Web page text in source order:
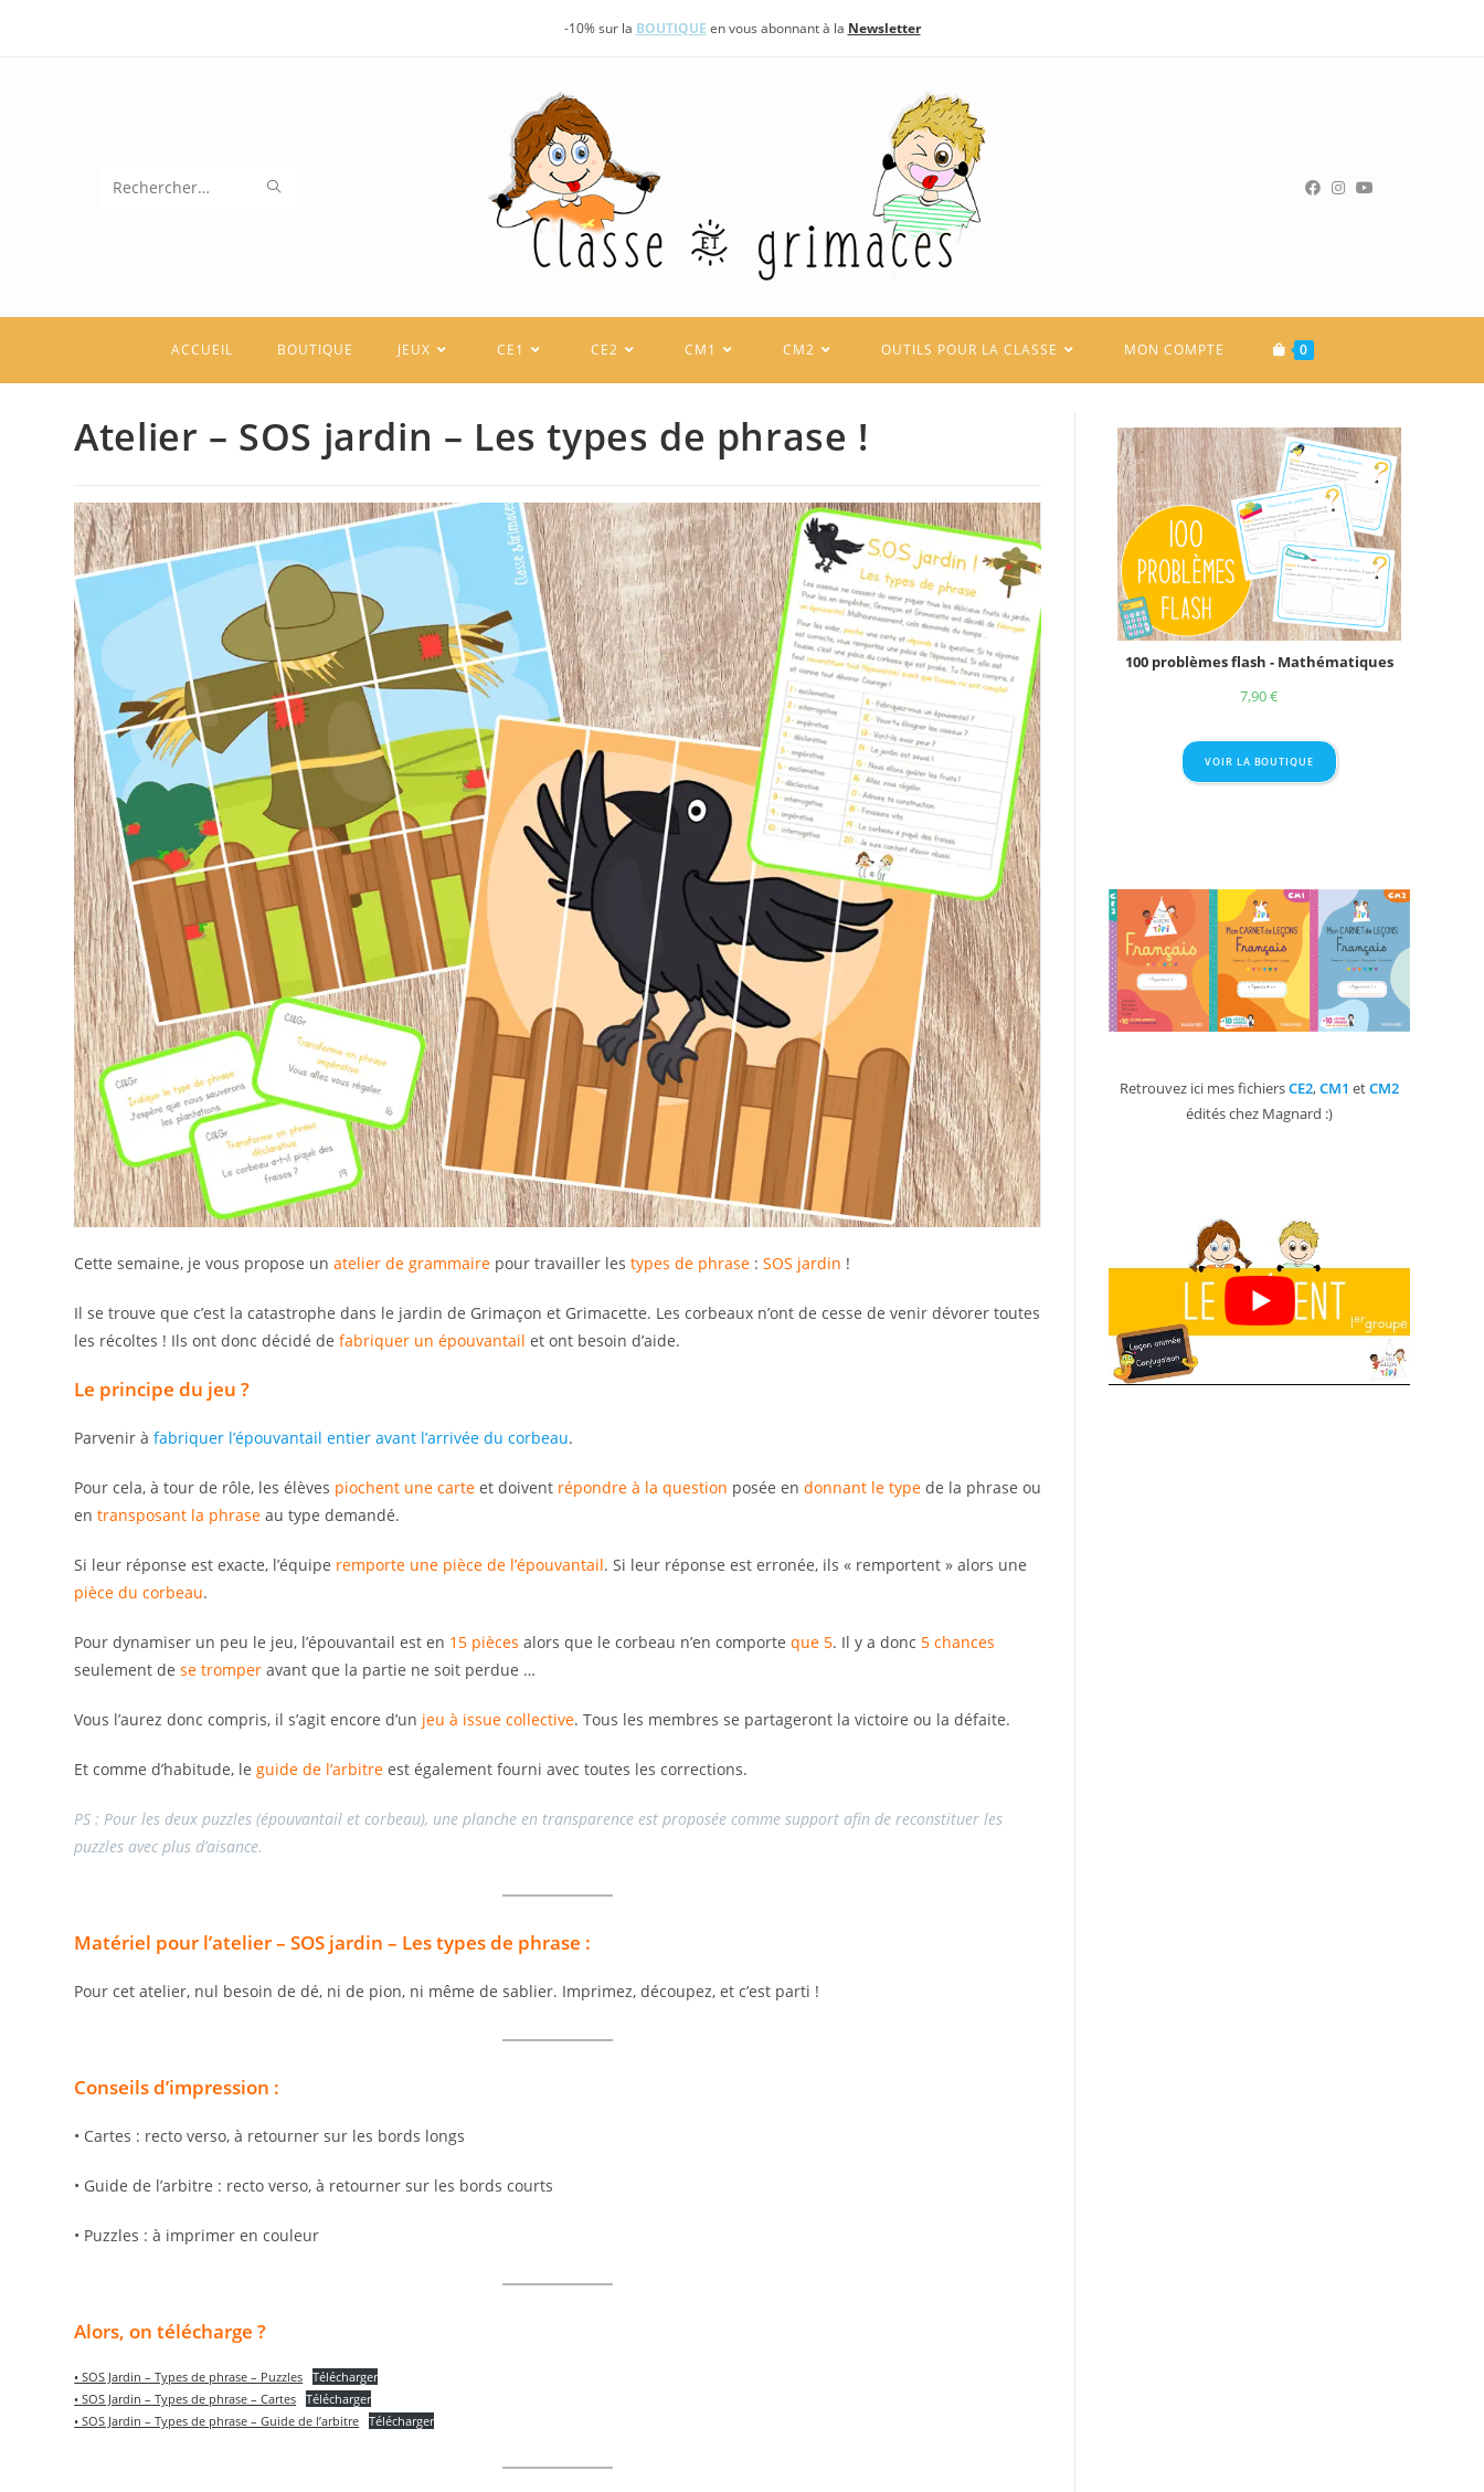
-10% sur la BOUTIQUE en vous abonnant à la Newsletter
Rechercher
site
ACCUEIL BOUTIQUE JEUX CE1 CE2 CM1 CM2 OUTILS POUR LA CLASSE MON COMPTE 0
Atelier – SOS jardin – Les types de phrase !
Cette semaine, je vous propose unatelier de grammaire pour travailler lestypes de phrase :SOS jardin !
Il se trouve que c’est la catastrophe dans le jardin de Grimaçon et Grimacette. Les corbeaux n’ont de cesse de venir dévorer toutes
les récoltes ! Ils ont donc décidé defabriquer un épouvantailet ont besoin d’aide.
Le principe du jeu ?
Parvenir àfabriquer l’épouvantail entier avant l’arrivée du corbeau.
Pour cela, à tour de rôle, les élèves piochent une carte et doivent répondre à la question posée endonnant le type de la phrase ou
entransposant la phraseau type demandé.
Si leur réponse est exacte, l’équipe remporte une pièce de l’épouvantail. Si leur réponse est erronée, ils « remportent » alors une
pièce du corbeau.
Pour dynamiser un peu le jeu, l’épouvantail est en 15 pièces alors que le corbeau n’en comporteque 5. Il y a donc 5 chances
seulement dese tromperavant que la partie ne soit perdue …
Vous l’aurez donc compris, il s’agit encore d’un jeu à issue collective. Tous les membres se partageront la victoire ou la défaite.
Et comme d’habitude, leguide de l’arbitreest également fourni avec toutes les corrections.
PS : Pour les deux puzzles (épouvantail et corbeau), une planche en transparence est proposée comme support afin de reconstituer les
puzzles avec plus d’aisance.
Matériel pour l’atelier – SOS jardin – Les types de phrase :
Pour cet atelier, nul besoin de dé, ni de pion, ni même de sablier. Imprimez, découpez, et c’est parti !
Conseils d’impression :
• Cartes : recto verso, à retourner sur les bords longs
• Guide de l’arbitre : recto verso, à retourner sur les bords courts
• Puzzles : à imprimer en couleur
Alors, on télécharge ?
• SOS Jardin – Types de phrase – Puzzles Télécharger
• SOS Jardin – Types de phrase – Cartes Télécharger
• SOS Jardin – Types de phrase – Guide de l’arbitre Télécharger
100 problèmes flash - Mathématiques
7,90€
VOIR LA BOUTIQUE
Retrouvez ici mes fichiersCE2,CM1 etCM2
édités chez Magnard :)